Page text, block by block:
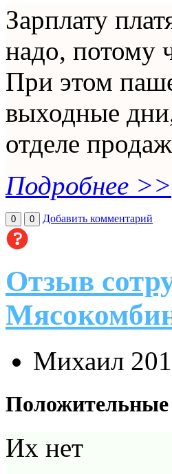
Зарплату
надо, потому
При этом
выходные
отделе
Подробнее >>
0 0 Добавить комментарий
Отзыв
Михаил
Их нет